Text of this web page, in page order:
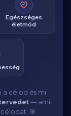
Egészséges
életmód
a célod és mi
— amit
🎯